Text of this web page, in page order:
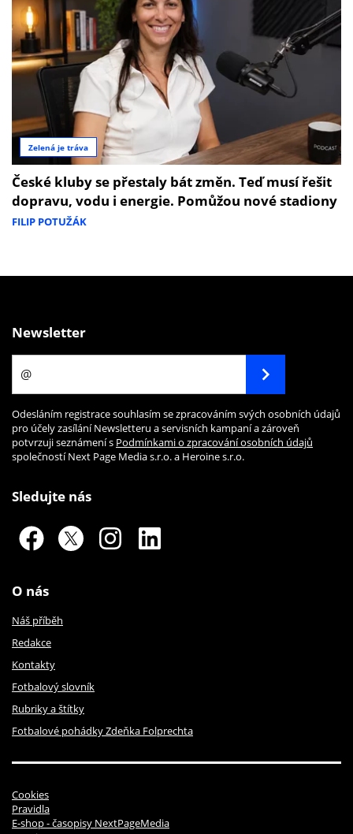
Zelená je tráva
České kluby se přestaly bát změn. Teď musí řešit
dopravu, vodu i energie. Pomůžou nové stadiony
FILIP POTUŽÁK
Newsletter
Odesláním registrace souhlasím se zpracováním svých osobních údajů
pro účely zasílání Newsletteru a servisních kampaní a zároveň
potvrzuji seznámení s Podmínkami o zpracování osobních údajů
společností Next Page Media s.r.o. a Heroine s.r.o.
Sledujte nás
O nás
Náš příběh
Redakce
Kontakty
Fotbalový slovník
Rubriky a štítky
Fotbalové pohádky Zdeňka Folprechta
Cookies
Pravidla
E-shop - časopisy NextPageMedia